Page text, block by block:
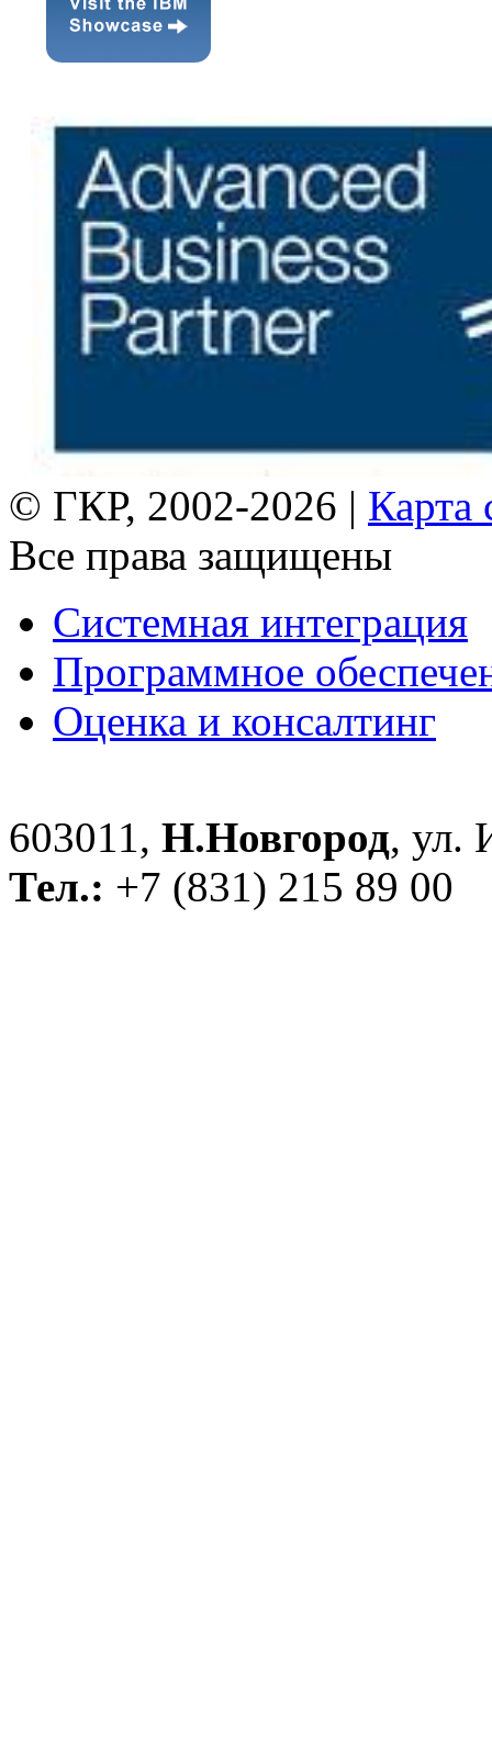
© ГКР, 2002-2026 | Карта
Все права защищены
Системная интеграция
Программное
Оценка и консалтинг
603011, Н.Новгород, ул.
Тел.: +7 (831) 215 89 00